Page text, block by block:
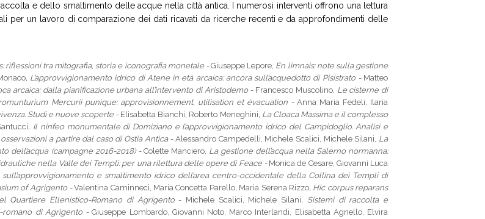
e dello smaltimento delle acque nella città antica. I numerosi interventi offrono una lettura
per un lavoro di comparazione dei dati ricavati da ricerche recenti e da approfondimenti delle
: riflessioni tra mitografia, storia e iconografia monetale -Giuseppe Lepore, En lìmnais: note sulla gestione
, L’approvvigionamento idrico di Atene in età arcaica: ancora sull’acquedotto di Pisistrato - Matteo
arcaica: dalla pianificazione urbana all’intervento di Aristodemo - Francesco Muscolino, Le cisterne di
Mercurii punique: approvisionnement, utilisation et évacuation - Anna Maria Fedeli, Ilaria
Studi e nuove scoperte - Elisabetta Bianchi, Roberto Meneghini, La Cloaca Massima e il complesso
, Il ninfeo monumentale di Domiziano e l’approvvigionamento idrico del Campidoglio. Analisi e
a partire dal caso di Ostia Antica -Alessandro Campedelli, Michele Scalici, Michele Silani, La
dell’acqua (campagne 2016-2018) -Colette Manciero, La gestione dell’acqua nella Salerno normanna:
nella Valle dei Templi: per una rilettura delle opere di Feace -Monica de Cesare, Giovanni Luca
sull’approvvigionamento e smaltimento idrico dell’area centro-occidentale della Collina dei Templi di
of Agrigento -Valentina Caminneci, Maria Concetta Parello, Maria Serena Rizzo, Hic corpus reparans
Quartiere Ellenistico-Romano di Agrigento - Michele Scalici, Michele Silani, Sistemi di raccolta e
di Agrigento -Giuseppe Lombardo, Giovanni Noto, Marco Interlandi, Elisabetta Agnello, Elvira